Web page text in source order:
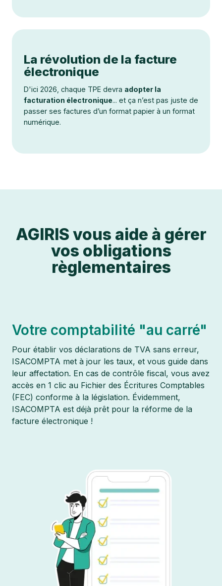
La révolution de la facture
électronique
D'ici 2026, chaque TPE devra adopter la
facturation électronique... et ça n’est pas juste de
passer ses factures d’un format papier à un format
numérique.
AGIRIS vous aide à gérer
vos obligations
règlementaires
Votre comptabilité "au carré"
Pour établir vos déclarations de TVA sans erreur,
ISACOMPTA met à jour les taux, et vous guide dans
leur affectation. En cas de contrôle fiscal, vous avez
accès en 1 clic au Fichier des Écritures Comptables
(FEC) conforme à la législation. Évidemment,
ISACOMPTA est déjà prêt pour la réforme de la
facture électronique !